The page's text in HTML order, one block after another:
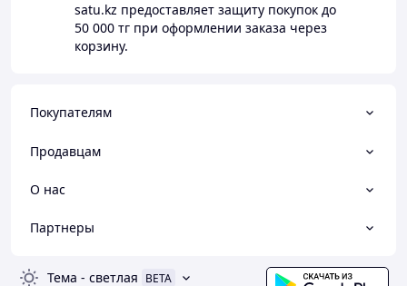
satu.kz предоставляет защиту покупок до
50 000 тг при оформлении заказа через
корзину.
Покупателям
Продавцам
О нас
Партнеры
Тема - светлая BETA